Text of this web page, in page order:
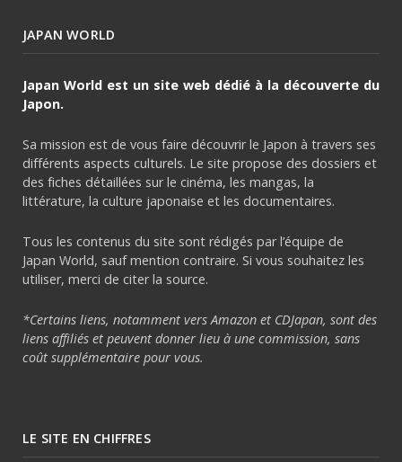
JAPAN WORLD
Japan World est un site web dédié à la découverte du
Japon.
Sa mission est de vous faire découvrir le Japon à travers ses
différents aspects culturels. Le site propose des dossiers et
des fiches détaillées sur le cinéma, les mangas, la
littérature, la culture japonaise et les documentaires.
Tous les contenus du site sont rédigés par l’équipe de
Japan World, sauf mention contraire. Si vous souhaitez les
utiliser, merci de citer la source.
*Certains liens, notamment vers Amazon et CDJapan, sont des
liens affiliés et peuvent donner lieu à une commission, sans
coût supplémentaire pour vous.
LE SITE EN CHIFFRES